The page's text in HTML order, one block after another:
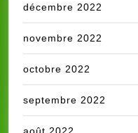
décembre 2022
novembre 2022
octobre 2022
septembre 2022
août 2022